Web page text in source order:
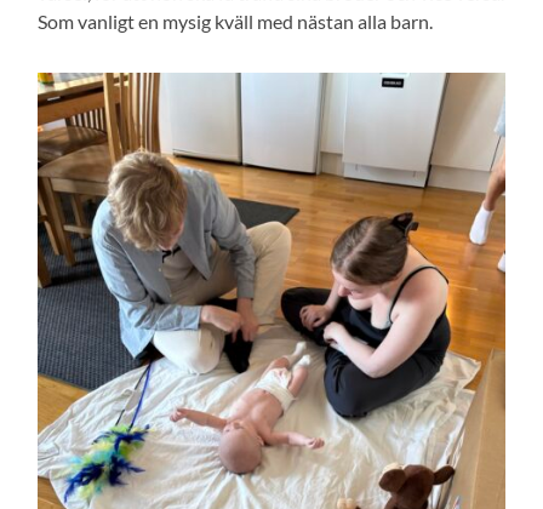
Som vanligt en mysig kväll med nästan alla barn.